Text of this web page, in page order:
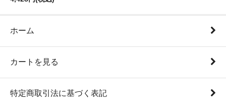
ホーム
カートを見る
特定商取引法に基づく表記